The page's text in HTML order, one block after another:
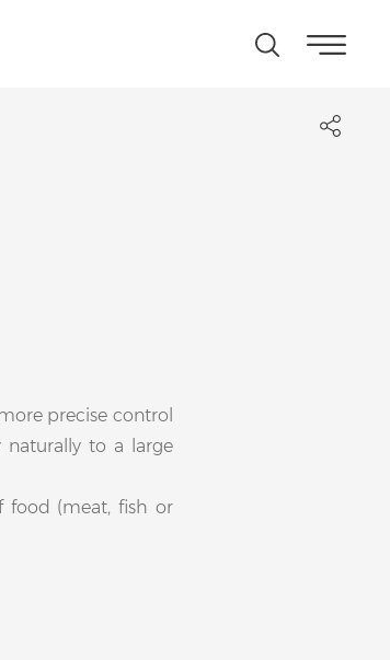
precise control
naturally to a large
food (meat, fish or